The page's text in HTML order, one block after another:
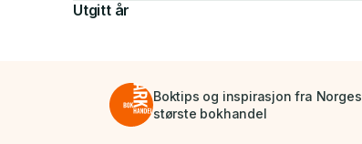
Utgitt år
Boktips og inspirasjon fra Norges
største bokhandel